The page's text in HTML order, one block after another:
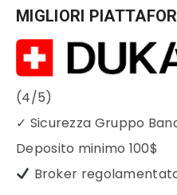
MIGLIORI
(4/5)
✓ Sicurezza Gruppo
Deposito minimo 100$
Broker